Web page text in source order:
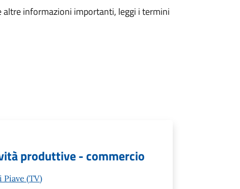
altre informazioni importanti, leggi i termini
produttive - commercio
Piave (TV)